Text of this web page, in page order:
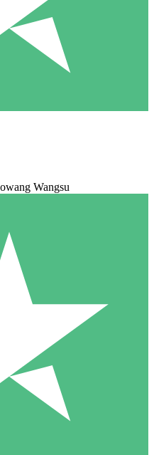
Wangsu